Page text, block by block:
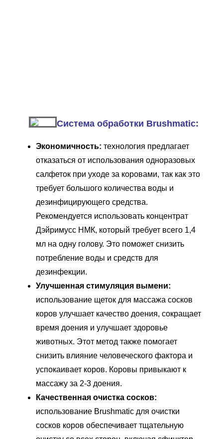
Система обработки Brushmatic:
Экономичность: технология предлагает
отказаться от использования одноразовых
салфеток при уходе за коровами, так как это
требует большого количества воды и
дезинфицирующего средства.
Рекомендуется использовать концентрат
Дэйримусс НМК, который требует всего 1,4
мл на одну голову. Это поможет снизить
потребление воды и средств для
дезинфекции.
Улучшенная стимуляция вымени:
использование щеток для массажа сосков
коров улучшает качество доения, сокращает
время доения и улучшает здоровье
животных. Этот метод также помогает
снизить влияние человеческого фактора и
успокаивает коров. Коровы привыкают к
массажу за 2-3 доения.
Качественная очистка сосков:
использование Brushmatic для очистки
сосков коров обеспечивает тщательную